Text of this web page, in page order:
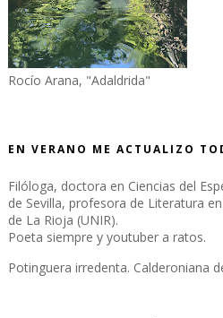
Rocío Arana, "Adaldrida"
EN VERANO ME ACTUALIZO
Filóloga, doctora en Ciencias del
de Sevilla, profesora de Literatura
de La Rioja (UNIR).
Poeta siempre y youtuber a ratos.
Potinguera irredenta. Calderoniana